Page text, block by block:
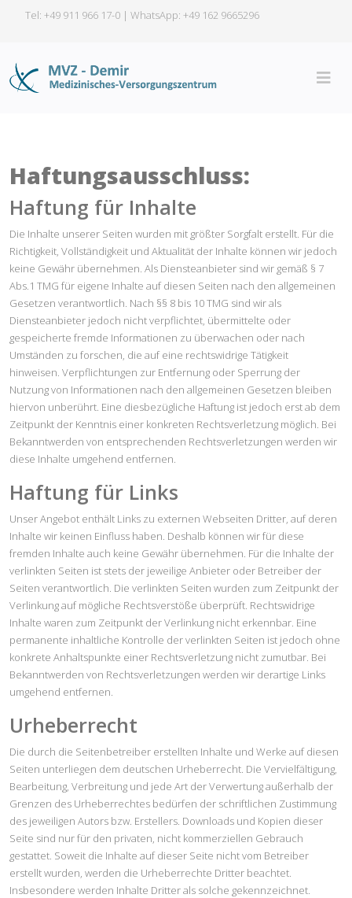
Tel: +49 911 966 17-0 | WhatsApp: +49 162 9665296
Haftungsausschluss:
Haftung für Inhalte
Die Inhalte unserer Seiten wurden mit größter Sorgfalt erstellt. Für die
Richtigkeit, Vollständigkeit und Aktualität der Inhalte können wir jedoch
keine Gewähr übernehmen. Als Diensteanbieter sind wir gemäß § 7
Abs.1 TMG für eigene Inhalte auf diesen Seiten nach den allgemeinen
Gesetzen verantwortlich. Nach §§ 8 bis 10 TMG sind wir als
Diensteanbieter jedoch nicht verpflichtet, übermittelte oder
gespeicherte fremde Informationen zu überwachen oder nach
Umständen zu forschen, die auf eine rechtswidrige Tätigkeit
hinweisen. Verpflichtungen zur Entfernung oder Sperrung der
Nutzung von Informationen nach den allgemeinen Gesetzen bleiben
hiervon unberührt. Eine diesbezügliche Haftung ist jedoch erst ab dem
Zeitpunkt der Kenntnis einer konkreten Rechtsverletzung möglich. Bei
Bekanntwerden von entsprechenden Rechtsverletzungen werden wir
diese Inhalte umgehend entfernen.
Haftung für Links
Unser Angebot enthält Links zu externen Webseiten Dritter, auf deren
Inhalte wir keinen Einfluss haben. Deshalb können wir für diese
fremden Inhalte auch keine Gewähr übernehmen. Für die Inhalte der
verlinkten Seiten ist stets der jeweilige Anbieter oder Betreiber der
Seiten verantwortlich. Die verlinkten Seiten wurden zum Zeitpunkt der
Verlinkung auf mögliche Rechtsverstöße überprüft. Rechtswidrige
Inhalte waren zum Zeitpunkt der Verlinkung nicht erkennbar. Eine
permanente inhaltliche Kontrolle der verlinkten Seiten ist jedoch ohne
konkrete Anhaltspunkte einer Rechtsverletzung nicht zumutbar. Bei
Bekanntwerden von Rechtsverletzungen werden wir derartige Links
umgehend entfernen.
Urheberrecht
Die durch die Seitenbetreiber erstellten Inhalte und Werke auf diesen
Seiten unterliegen dem deutschen Urheberrecht. Die Vervielfältigung,
Bearbeitung, Verbreitung und jede Art der Verwertung außerhalb der
Grenzen des Urheberrechtes bedürfen der schriftlichen Zustimmung
des jeweiligen Autors bzw. Erstellers. Downloads und Kopien dieser
Seite sind nur für den privaten, nicht kommerziellen Gebrauch
gestattet. Soweit die Inhalte auf dieser Seite nicht vom Betreiber
erstellt wurden, werden die Urheberrechte Dritter beachtet.
Insbesondere werden Inhalte Dritter als solche gekennzeichnet.